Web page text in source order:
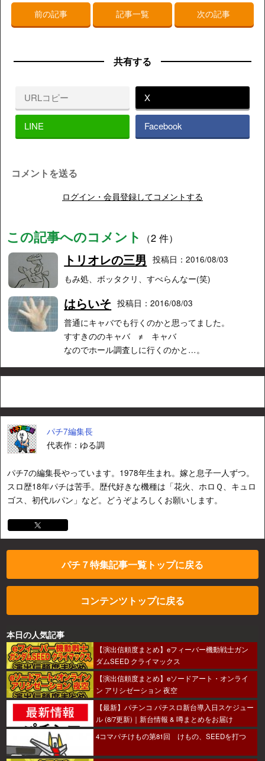
前の記事 記事一覧 次の記事
共有する
URLコピー X
LINE Facebook
コメントを送る
ログイン・会員登録してコメントする
この記事へのコメント （2 件）
トリオレの三男
投稿日：2016/08/03
もみ処、ボッタクリ、すべらんなー(笑)
はらいそ 投稿日：2016/08/03
普通にキャバでも行くのかと思ってました。
すすきののキャバ ≠ キャバ
なのでホール調査しに行くのかと…。
パチ7編集長
代表作：ゆる調
パチ7の編集長やっています。1978年生まれ。嫁と息子一人ずつ。
スロ歴18年パチは苦手。歴代好きな機種は「花火、ホロＱ、キュロ
ゴス、初代ルパン」など。どうぞよろしくお願いします。
パチ７特集記事一覧トップに戻る
コンテンツトップに戻る
本日の人気記事
【演出信頼度まとめ】eフィーバー機動戦士ガン
ダムSEED クライマックス
【演出信頼度まとめ】eソードアート・オンライ
ン アリシゼーション 夜空
【最新】パチンコ パチスロ新台導入日スケジュー
ル (8/7更新)｜新台情報 & 噂まとめをお届け
4コマパチけもの第81回 けもの、SEEDを打つ